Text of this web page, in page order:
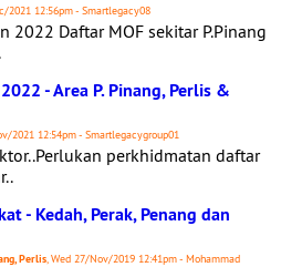
2021 12:56pm - Smartlegacy08
2022 Daftar MOF sekitar P.Pinang
- Area P. Pinang, Perlis &
2021 12:54pm - Smartlegacygroup01
perkhidmatan daftar
- Kedah, Perak, Penang dan
Perlis, Wed 27/Nov/2019 12:41pm - Mohammad